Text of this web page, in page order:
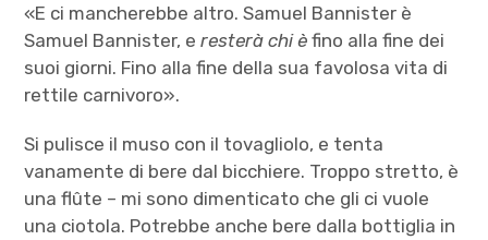
«E ci mancherebbe altro. Samuel Bannister è
Samuel Bannister, eresterà chi è fino alla fine dei
suoi giorni. Fino alla fine della sua favolosa vita di
rettile carnivoro».
Si pulisce il muso con il tovagliolo, e tenta
vanamente di bere dal bicchiere. Troppo stretto, è
una flûte – mi sono dimenticato che gli ci vuole
una ciotola. Potrebbe anche bere dalla bottiglia in